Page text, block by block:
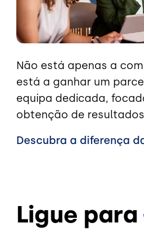
Não está apenas a
está a ganhar um
equipa dedicada,
obtenção de
Descubra a diferença
Ligue para